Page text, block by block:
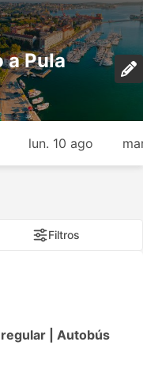
a Pula
lun. 10 ago
Filtros
| Autobús